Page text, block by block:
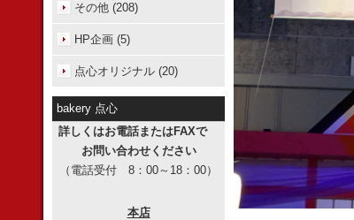
その他 (208)
HP企画 (5)
点心オリジナル (20)
bakery 点心
詳しくはお電話またはFAXで
お問い合わせください
（電話受付 8：00～18：00）
本店